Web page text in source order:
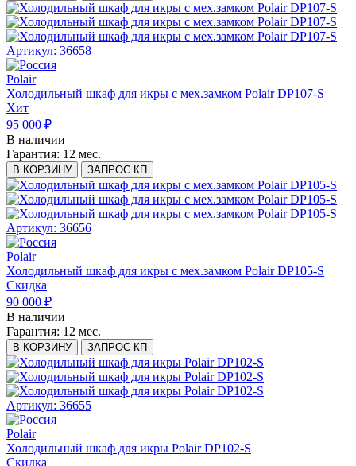
Артикул: 36658
Polair
Холодильный шкаф для икры с мех.замком Polair DP107-S
Хит
95 000 ₽
В наличии
Гарантия: 12 мес.
В КОРЗИНУ ЗАПРОС КП
Артикул: 36656
Polair
Холодильный шкаф для икры с мех.замком Polair DP105-S
Скидка
90 000 ₽
В наличии
Гарантия: 12 мес.
В КОРЗИНУ ЗАПРОС КП
Артикул: 36655
Polair
Холодильный шкаф для икры Polair DP102-S
Скидка